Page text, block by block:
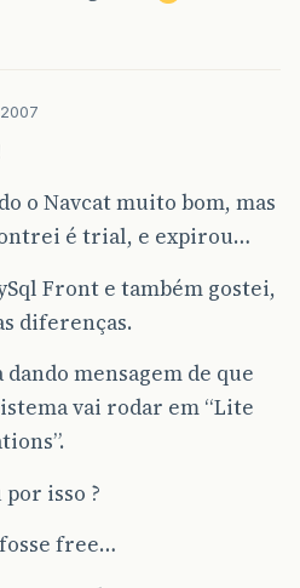
o Navcat muito bom, mas
é trial, e expirou…
Front e também gostei,
diferenças.
dando mensagem de que
vai rodar em “Lite
isso ?
free…